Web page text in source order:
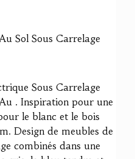
Sol Sous Carrelage
Sous Carrelage
. Inspiration pour une
le blanc et le bois
Design de meubles de
combinés dans une